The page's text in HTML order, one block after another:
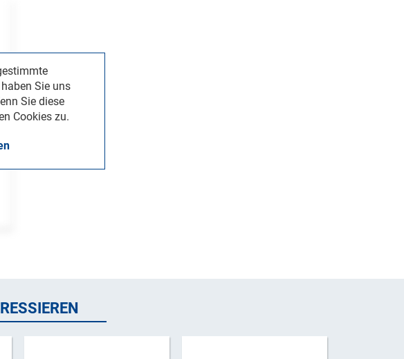
Sie uns
Sie diese
Cookies zu.